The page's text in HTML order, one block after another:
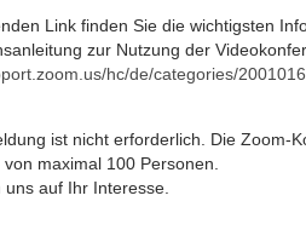
Link finden Sie die wichtigsten
zur Nutzung der
hc/de/categories/
ist nicht erforderlich. Die Zoom-
maximal 100 Personen.
auf Ihr Interesse.